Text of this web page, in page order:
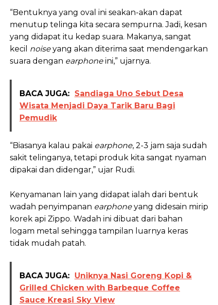
“Bentuknya yang oval ini seakan-akan dapat
menutup telinga kita secara sempurna. Jadi, kesan
yang didapat itu kedap suara. Makanya, sangat
kecil noiseyang akan diterima saat mendengarkan
suara dengan earphoneini,” ujarnya.
BACA JUGA: Sandiaga Uno Sebut Desa
Wisata Menjadi Daya Tarik Baru Bagi
Pemudik
“Biasanya kalau pakai earphone, 2-3 jam saja sudah
sakit telinganya, tetapi produk kita sangat nyaman
dipakai dan didengar,” ujar Rudi.
Kenyamanan lain yang didapat ialah dari bentuk
wadah penyimpanan earphoneyang didesain mirip
korek api Zippo. Wadah ini dibuat dari bahan
logam metal sehingga tampilan luarnya keras
tidak mudah patah.
BACA JUGA: Uniknya Nasi Goreng Kopi &
Grilled Chicken with Barbeque Coffee
Sauce Kreasi Sky View